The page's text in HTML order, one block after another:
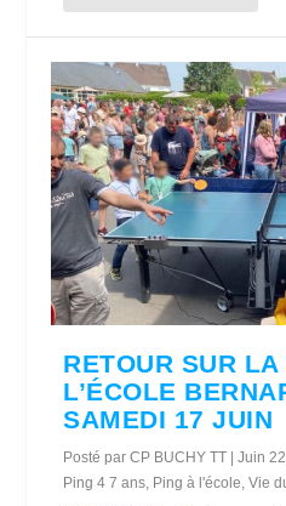
RETOUR SUR
L’ÉCOLE
SAMEDI 17 JUIN
Posté parCP BUCHY TT |Juin
Ping 4 7 ans, Ping à l'école,Vie